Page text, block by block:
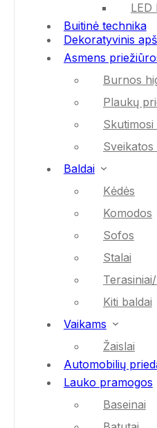
LED
Buitinė technika
Dekoratyvinis
Asmens
Burnos
Plaukų
Sveikatos
Baldai
Kėdės
Komodos
Sofos
Stalai
Kiti baldai
Vaikams
Žaislai
Automobilių
Lauko pramogos
Baseinai